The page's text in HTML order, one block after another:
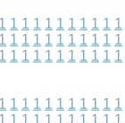
1 1 1 1 1 1 1 1 1 1 1
1 1 1 1 1 1 1 1 1 1 1
1 1 1 1 1 1 1 1 1 1 1
1 1 1 1 1 1 1 1 1 1 1
1 1 1 1 1 1 1 1 1 1 1